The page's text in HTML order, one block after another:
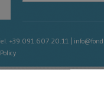
+39.091.607.20.11